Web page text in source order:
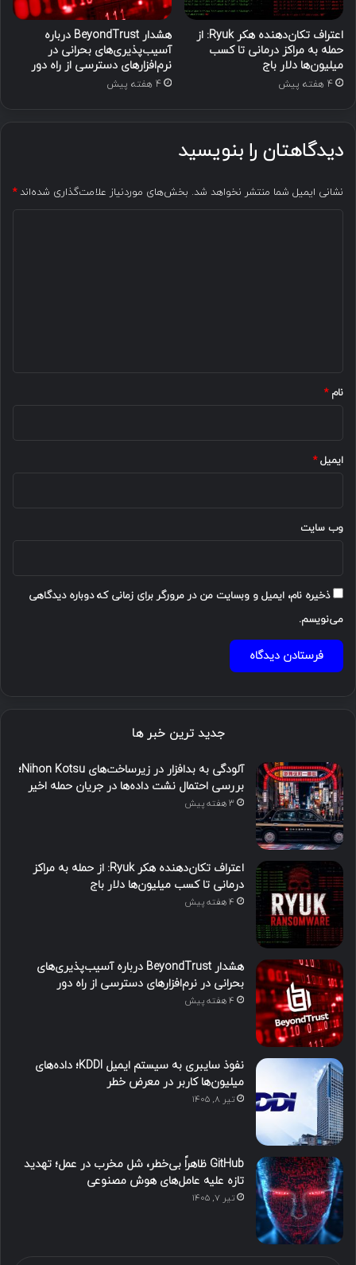
اعتراف تکان‌دهنده هکر Ryuk: از
حمله به مراکز درمانی تا کسب
میلیون‌ها دلار باج
4 هفته پیش
هشدار BeyondTrust درباره
آسیب‌پذیری‌های بحرانی در
نرم‌افزارهای دسترسی از راه دور
4 هفته پیش
دیدگاهتان را بنویسید
نشانی ایمیل شما منتشر نخواهد شد. بخش‌های موردنیاز علامت‌گذاری شده‌اند*
نام*
ایمیل*
وب‌ سایت
ذخیره نام، ایمیل و وبسایت من در مرورگر برای زمانی که دوباره دیدگاهی
می‌نویسم.
جدید ترین خبر ها
آلودگی به بدافزار در زیرساخت‌های Nihon Kotsu؛
بررسی احتمال نشت داده‌ها در جریان حمله اخیر
3 هفته پیش
اعتراف تکان‌دهنده هکر Ryuk: از حمله به مراکز
درمانی تا کسب میلیون‌ها دلار باج
4 هفته پیش
هشدار BeyondTrust درباره آسیب‌پذیری‌های
بحرانی در نرم‌افزارهای دسترسی از راه دور
4 هفته پیش
نفوذ سایبری به سیستم ایمیل KDDI؛ داده‌های
میلیون‌ها کاربر در معرض خطر
تیر ۸, ۱۴۰۵
GitHub ظاهراً بی‌خطر، شل مخرب در عمل؛ تهدید
تازه علیه عامل‌های هوش مصنوعی
تیر ۷, ۱۴۰۵